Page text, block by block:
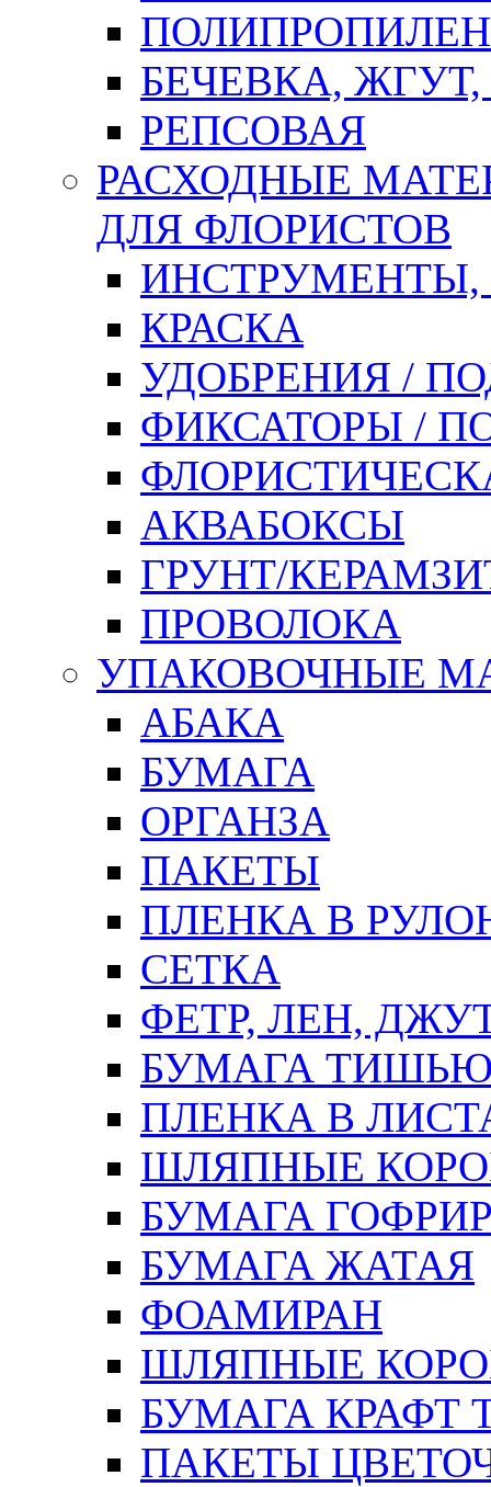
БЕЧЕВКА,
РЕПСОВАЯ
РАСХОДНЫЕ
ДЛЯ ФЛОРИСТОВ
ИНСТРУМЕНТЫ,
КРАСКА
УДОБРЕНИЯ /
ФИКСАТОРЫ /
АКВАБОКСЫ
ГРУНТ/
ПРОВОЛОКА
УПАКОВОЧНЫЕ
АБАКА
БУМАГА
ОРГАНЗА
ПАКЕТЫ
ПЛЕНКА В
СЕТКА
ФЕТР, ЛЕН,
БУМАГА
ПЛЕНКА В
ШЛЯПНЫЕ
БУМАГА
БУМАГА ЖАТАЯ
ФОАМИРАН
ШЛЯПНЫЕ
БУМАГА КРАФТ
ПАКЕТЫ